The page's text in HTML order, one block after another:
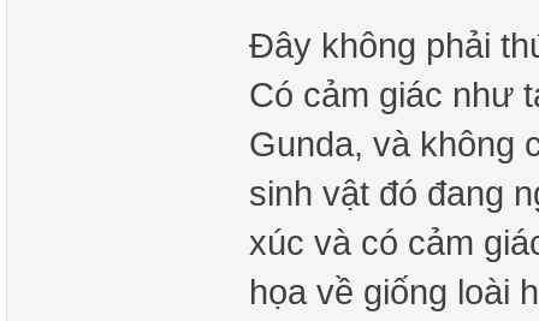
Đây không phải
Có cảm giác như
Gunda, và không
sinh vật đó đang
xúc và có cảm
họa về giống loài